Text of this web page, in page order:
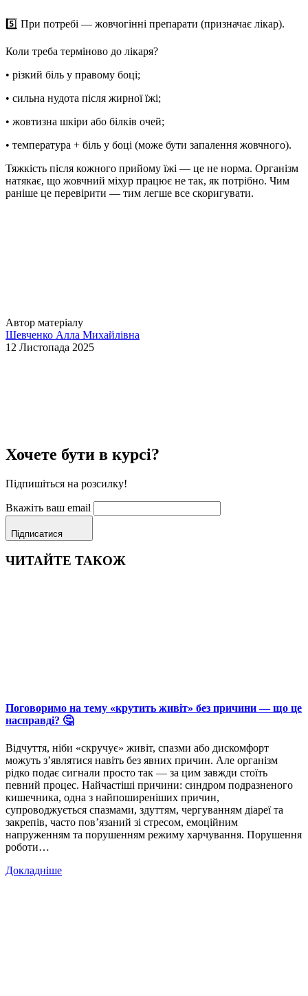
5️⃣ При потребі — жовчогінні препарати (призначає лікар).
Коли треба терміново до лікаря?
• різкий біль у правому боці;
• сильна нудота після жирної їжі;
• жовтизна шкіри або білків очей;
• температура + біль у боці (може бути запалення жовчного).
Тяжкість після кожного прийому їжі — це не норма. Організм
натякає, що жовчний міхур працює не так, як потрібно. Чим
раніше це перевірити — тим легше все скоригувати.
Автор матеріалу
Шевченко Алла Михайлівна
12 Листопада 2025
Хочете бути в курсі?
Підпишіться на розсилку!
Вкажіть ваш email
Підписатися
ЧИТАЙТЕ ТАКОЖ
Поговоримо на тему «крутить живіт» без причини — що це
насправді? 🤔
Відчуття, ніби «скручує» живіт, спазми або дискомфорт
можуть з’являтися навіть без явних причин. Але організм
рідко подає сигнали просто так — за цим завжди стоїть
певний процес. Найчастіші причини: синдром подразненого
кишечника, одна з найпоширеніших причин,
супроводжується спазмами, здуттям, чергуванням діареї та
закрепів, часто пов’язаний зі стресом, емоційним
напруженням та порушенням режиму харчування. Порушення
роботи…
Докладніше